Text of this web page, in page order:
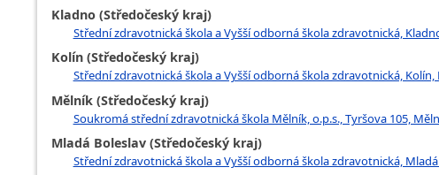
Kladno (Středočeský kraj)
Střední zdravotnická škola a Vyšší odborná škola zdravotnická,
Kolín (Středočeský kraj)
Střední zdravotnická škola a Vyšší odborná škola zdravotnická, Kolín,
Mělník (Středočeský kraj)
Soukromá střední zdravotnická škola Mělník, o.p.s., Tyršova 105,
Mladá Boleslav (Středočeský kraj)
Střední zdravotnická škola a Vyšší odborná škola zdravotnická,